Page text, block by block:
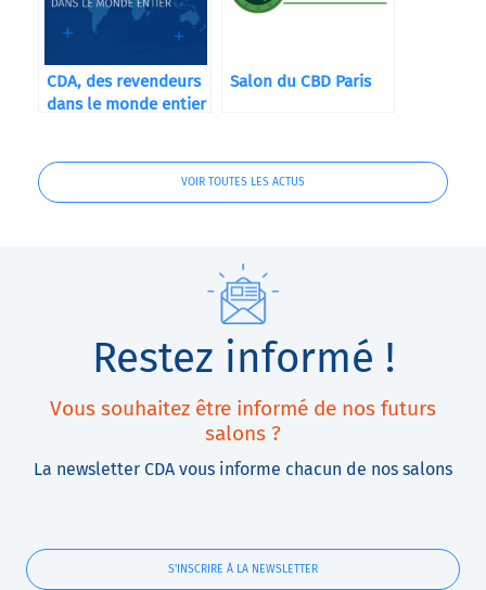
CDA, des revendeurs
dans le monde entier
Salon du CBD Paris
VOIR TOUTES LES ACTUS
Restez informé !
Vous souhaitez être informé de nos futurs
salons ?
La newsletter CDA vous informe chacun de nos salons
S'INSCRIRE À LA NEWSLETTER